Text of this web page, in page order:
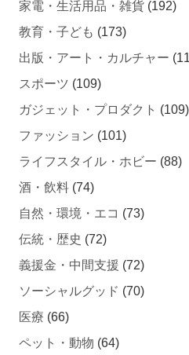
教育・子ども(173)
出版・アート・カルチャー
スポーツ (109)
ガジェット・プロダクト
ファッション (101)
ライフスタイル・ホビー
酒・飲料 (74)
自然・環境・エコ
伝統・歴史 (72)
義援金・中間支援
ソーシャルグッド (70)
医療 (66)
ペット・動物
起業・スタートアップ